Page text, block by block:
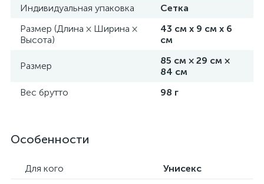
Индивидуальная упаковка
Сетка
Размер (Длина × Ширина ×
Высота)
43 см х 9 см х 6
см
Размер
85 см × 29 см ×
84 см
Вес брутто
98 г
Особенности
Для кого Унисекс